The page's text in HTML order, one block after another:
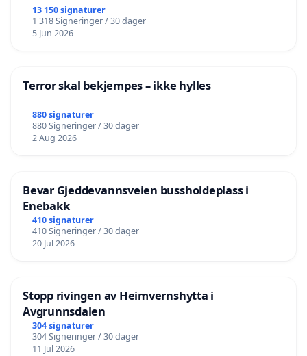
13 150 signaturer
1 318 Signeringer / 30 dager
5 Jun 2026
Terror skal bekjempes – ikke hylles
880 signaturer
880 Signeringer / 30 dager
2 Aug 2026
Bevar Gjeddevannsveien bussholdeplass i
Enebakk
410 signaturer
410 Signeringer / 30 dager
20 Jul 2026
Stopp rivingen av Heimvernshytta i
Avgrunnsdalen
304 signaturer
304 Signeringer / 30 dager
11 Jul 2026